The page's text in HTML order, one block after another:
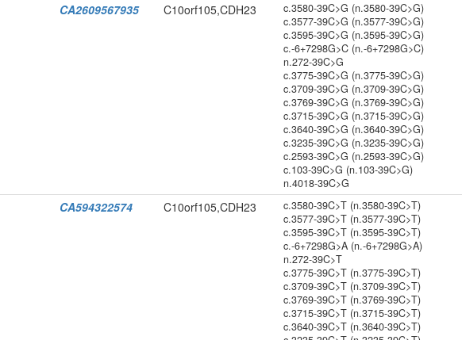
CA2609567935 C10orf105,CDH23
c.3580-39C>G (n.3580-39C>G)
c.3577-39C>G (n.3577-39C>G)
c.3595-39C>G (n.3595-39C>G)
c.-6+7298G>C (n.-6+7298G>C)
n.272-39C>G
c.3775-39C>G (n.3775-39C>G)
c.3709-39C>G (n.3709-39C>G)
c.3769-39C>G (n.3769-39C>G)
c.3715-39C>G (n.3715-39C>G)
c.3640-39C>G (n.3640-39C>G)
c.3235-39C>G (n.3235-39C>G)
c.2593-39C>G (n.2593-39C>G)
c.103-39C>G (n.103-39C>G)
n.4018-39C>G
CA594322574 C10orf105,CDH23
c.3580-39C>T (n.3580-39C>T)
c.3577-39C>T (n.3577-39C>T)
c.3595-39C>T (n.3595-39C>T)
c.-6+7298G>A (n.-6+7298G>A)
n.272-39C>T
c.3775-39C>T (n.3775-39C>T)
c.3709-39C>T (n.3709-39C>T)
c.3769-39C>T (n.3769-39C>T)
c.3715-39C>T (n.3715-39C>T)
c.3640-39C>T (n.3640-39C>T)